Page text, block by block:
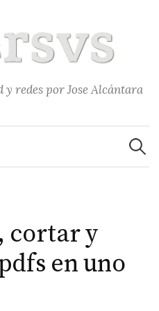
redes por Jose Alcántara
cortar y
en uno